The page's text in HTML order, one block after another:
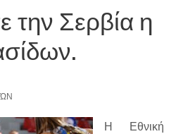
την Σερβία η
Η Εθνική